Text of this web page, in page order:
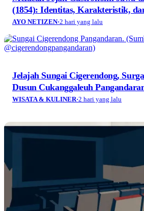
(1854): Identitas, Karakteristik,
AYO NETIZEN·2 hari yang lalu
Jelajah Sungai Cigerendong,
Dusun Cukanggaleuh
WISATA & KULINER·2 hari yang lalu